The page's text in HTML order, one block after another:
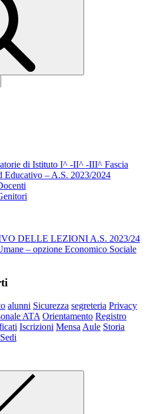
di Istituto I^ -II^ -III^ Fascia
Educativo – A.S. 2023/2024
DELLE LEZIONI A.S. 2023/24
– opzione Economico Sociale
alunni Sicurezza segreteria Privacy
ATA Orientamento Registro
Iscrizioni Mensa Aule Storia
Sedi